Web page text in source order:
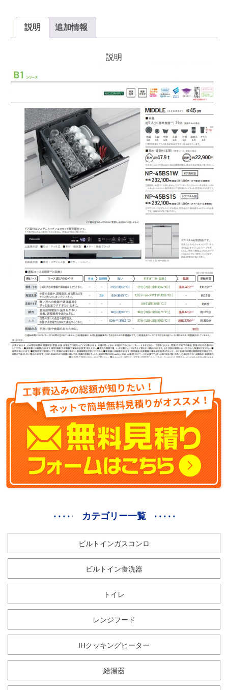
用)
個
説明 追加情報
説明
カテゴリー一覧
ビルトインガスコンロ
ビルトイン食洗器
トイレ
レンジフード
IHクッキングヒーター
給湯器